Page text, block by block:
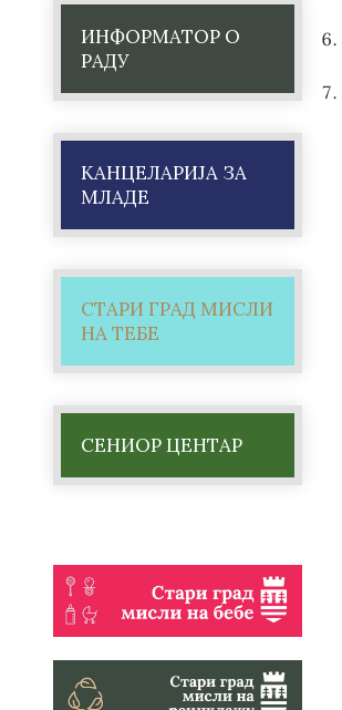
ИНФОРМАТОР О
РАДУ
КАНЦЕЛАРИЈА ЗА
МЛАДЕ
СТАРИ ГРАД МИСЛИ
НА ТЕБЕ
СЕНИОР ЦЕНТАР